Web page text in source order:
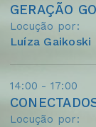
GERAÇÃO
Locução por:
Luíza Gaikoski
14:00 - 17:00
Locução por: